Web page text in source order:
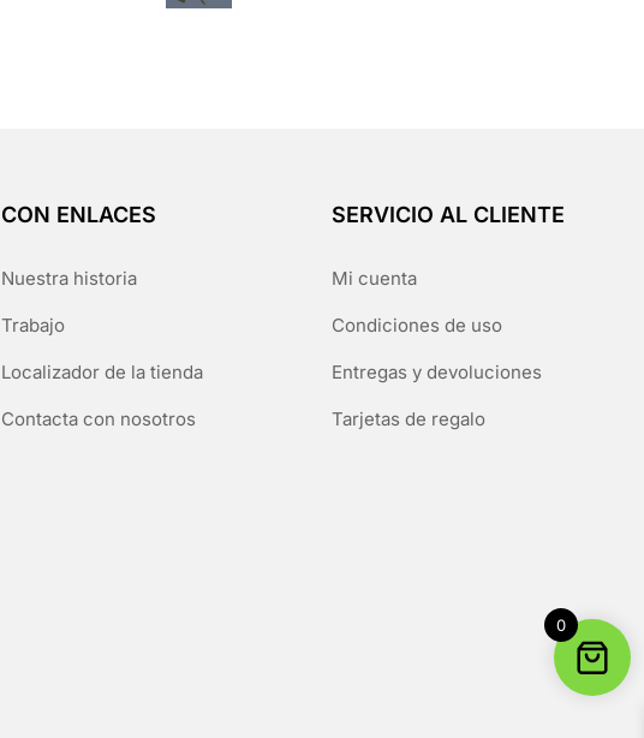
CON ENLACES
Nuestra historia
Trabajo
Localizador de la tienda
Contacta con nosotros
SERVICIO AL CLIENTE
Mi cuenta
Condiciones de uso
Entregas y devoluciones
Tarjetas de regalo
0